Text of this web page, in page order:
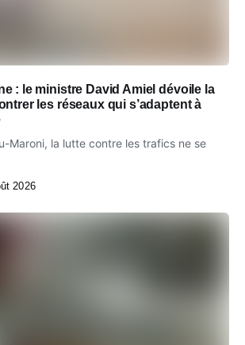
: le ministre David Amiel dévoile la
les réseaux qui s’adaptent à
Maroni, la lutte contre les trafics ne se
2026